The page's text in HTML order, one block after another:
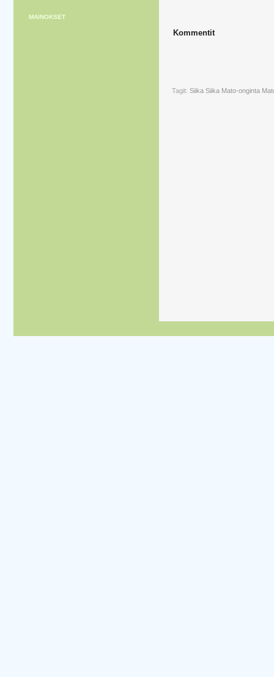
MAINOKSET
Kommentit
Tagit: Siika Siika Mato-onginta